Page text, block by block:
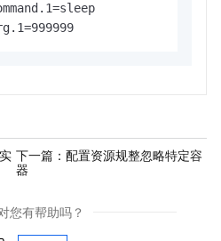
下一篇：配置资源规整忽略特定容
器
您有帮助吗？